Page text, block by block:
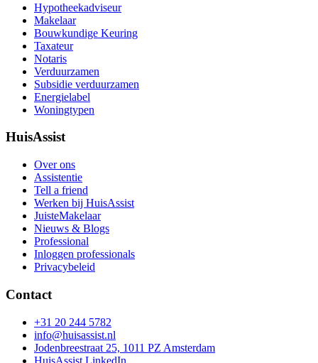
Hypotheekadviseur
Makelaar
Bouwkundige Keuring
Taxateur
Notaris
Verduurzamen
Subsidie verduurzamen
Energielabel
Woningtypen
HuisAssist
Over ons
Assistentie
Tell a friend
Werken bij HuisAssist
JuisteMakelaar
Nieuws & Blogs
Professional
Inloggen professionals
Privacybeleid
Contact
+31 20 244 5782
info@huisassist.nl
Jodenbreestraat 25, 1011 PZ Amsterdam
HuisAssist LinkedIn